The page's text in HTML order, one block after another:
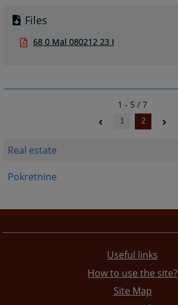
Real estate
Pokretnine
Files
68 0 Mal 080212 23 I
1 - 5 / 7
1 2
Useful links
How to use the site?
Site Map